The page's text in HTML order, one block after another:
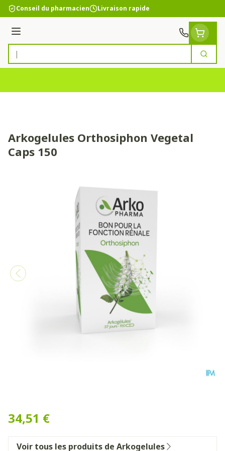
Aller au contenu
Conseil du pharmacien Livraison rapide
Menu
Rechercher
Arkogelules Orthosiphon Vegetal
Caps 150
34,51 €
Voir tous les produits de Arkogelules